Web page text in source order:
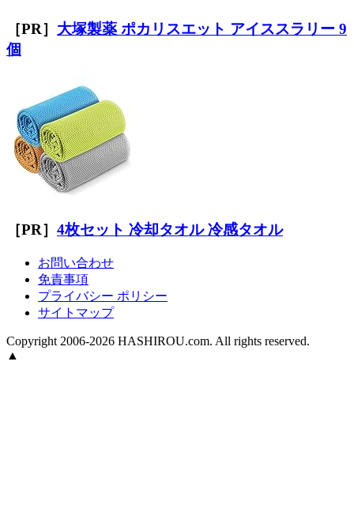
［PR］ 大塚製薬 ポカリスエット アイススラリー 9
個
［PR］ 4枚セット 冷却タオル 冷感タオル
お問い合わせ
免責事項
プライバシー ポリシー
サイトマップ
Copyright 2006-2026 HASHIROU.com. All rights reserved.
▲